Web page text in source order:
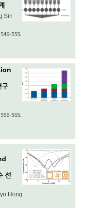
Sin
555.
구
565.
선
Hong